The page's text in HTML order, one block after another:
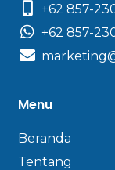
+62 857-
+62 857-
Menu
Beranda
Tentang